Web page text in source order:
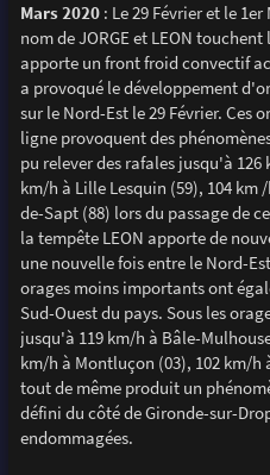
Mars 2020: Le 29 Février et le
nom de JORGE et LEON
apporte un front froid convectif
a provoqué le développement
sur le Nord-Est le 29 Février. Ces
ligne provoquent des
pu relever des rafales jusqu'à 126
km/h à Lille Lesquin (59), 104 km
de-Sapt (88) lors du passage de
la tempête LEON apporte de
une nouvelle fois entre le Nord-
orages moins importants ont
Sud-Ouest du pays. Sous les
jusqu'à 119 km/h à Bâle-
km/h à Montluçon (03), 102 km/h
tout de même produit un
défini du côté de Gironde-sur-
endommagées.